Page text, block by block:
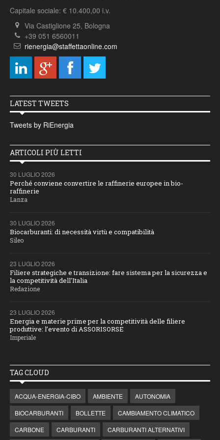
Capitale sociale: € 10.400,00 i.v.
Via Castiglione 25, Bologna
+39 051 6560011
rienergia@staffettaonline.com
LATEST TWEETS
Tweets by RiEnergia
ARTICOLI PIÙ LETTI
30 LUGLIO 2026
Perché conviene convertire le raffinerie europee in bio-
raffinerie
Lanza
30 LUGLIO 2026
Biocarburanti: di necessità virtù e compatibilità
Sileo
23 LUGLIO 2026
Filiere strategiche e transizione: fare sistema per la sicurezza e
la competitività dell'Italia
Redazione
23 LUGLIO 2026
Energia e materie prime per la competitività delle filiere
produttive: l’evento di ASSORISORSE
Imperiale
TAG CLOUD
ACQUA-ENERGIA-CIBO AMBIENTE
AUTONOMIA
BIOCARBURANTI
BOLLETTE
CAMBIAMENTO CLIMATICO
CARBONE
CARBURANTI CARBURANTI ALTERNATIVI